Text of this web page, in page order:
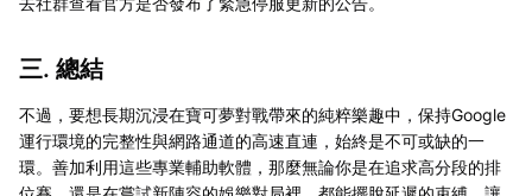
三. 總結
不過，要想長期沉浸在寶可夢對戰帶來的純粹樂趣中，保持Google
運行環境的完整性與網路通道的高速直連，始終是不可或缺的一
環。善加利用這些專業輔助軟體，那麼無論你是在追求高分段的排